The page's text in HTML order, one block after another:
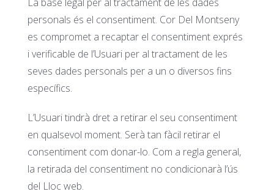
La base legal per al tractament de les dades
personals és el consentiment. Cor Del Montseny
es compromet a recaptar el consentiment exprés
i verificable de l’Usuari per al tractament de les
seves dades personals per a un o diversos fins
específics.
L’Usuari tindrà dret a retirar el seu consentiment
en qualsevol moment. Serà tan fàcil retirar el
consentiment com donar-lo. Com a regla general,
la retirada del consentiment no condicionarà l’ús
del Lloc web.